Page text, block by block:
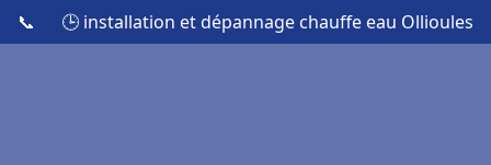
📞 🕒 installation et dépannage chauffe eau Ollioules